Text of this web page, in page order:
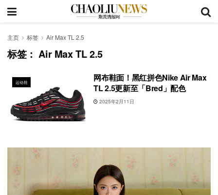
主页 标签 Air Max TL 2.5
标签：Air Max TL 2.5
运动鞋
网布鞋面！黑红拼色Nike Air Max
TL 2.5更新至「Bred」配色
2025年2月11日